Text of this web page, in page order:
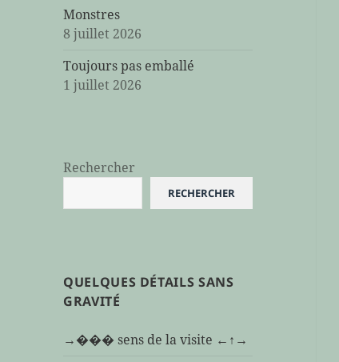
Monstres
8 juillet 2026
Toujours pas emballé
1 juillet 2026
Rechercher
RECHERCHER
QUELQUES DÉTAILS SANS
GRAVITÉ
→��� sens de la visite ←↑→